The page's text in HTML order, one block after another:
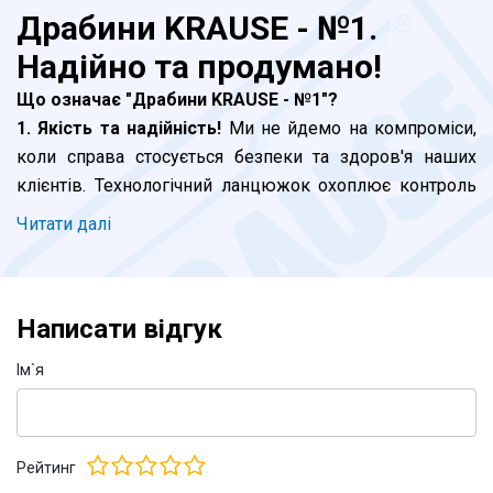
Драбини KRAUSE - №1.
Надійно та продумано!
Що означає "Драбини KRAUSE - №1"?
1. Якість та надійність! Ми не йдемо на компроміси,
коли справа стосується безпеки та здоров'я наших
клієнтів. Технологічний ланцюжок охоплює контроль
на кожному етапі, від моменту інженерних розробок і
жорсткіше директив ЄС. Навіть серія KRAUSE Corda,
до професійних стремянок та драбин. Де KRAUSE - там
2. Лідерство в інноваціях!
Читати далi
Написати відгук
Iм`я
Рейтинг